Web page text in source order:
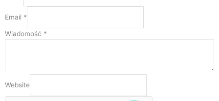
Email *
Wiadomość *
Website